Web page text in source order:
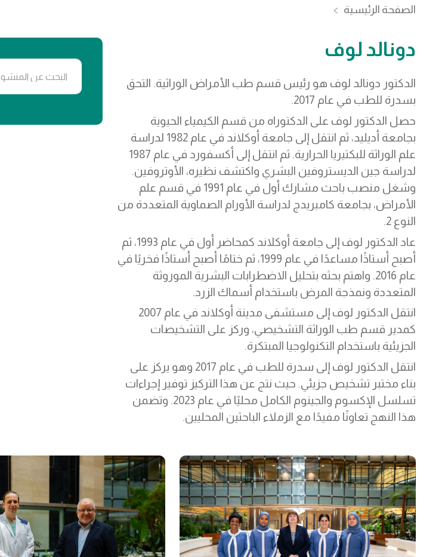
الصفحة الرئيسية
دونالد لوف
الدكتور دونالد لوف هو رئيس قسم طب الأمراض الوراثية. التحق
بسدرة للطب في عام 2017.
حصل الدكتور لوف على الدكتوراه من قسم الكيمياء الحيوية
بجامعة أديليد، ثم انتقل إلى جامعة أوكلاند في عام 1982 لدراسة
علم الوراثة للبكتيريا الحرارية. ثم انتقل إلى أكسفورد في عام 1987
لدراسة جين الديستروفين البشري واكتشف نظيره، الأوتروفين.
وشغل منصب باحث مشارك أول في عام 1991 في قسم علم
الأمراض، بجامعة كامبريدج لدراسة الأورام الصماوية المتعددة من
النوع 2.
عاد الدكتور لوف إلى جامعة أوكلاند كمحاضر أول في عام 1993، ثم
أصبح أستاذًا مساعدًا في عام 1999، ثم ختامًا أصبح أستاذًا فخريًا في
عام 2016. واهتم بحثه بتحليل الاضطرابات البشرية الموروثة
المتعددة ونمذجة المرض باستخدام أسماك الزرد.
انتقل الدكتور لوف إلى مستشفى مدينة أوكلاند في عام 2007
كمدير قسم طب الوراثة التشخيصي، وركز على التشخيصات
الجزيئية باستخدام التكنولوجيا المبتكرة.
انتقل الدكتور لوف إلى سدرة للطب في عام 2017 وهو يركز على
بناء مختبر تشخيص جزيئي. حيث نتج عن هذا التركيز توفير إجراءات
تسلسل الإكسوم والجينوم الكامل محليًا في عام 2023. وتضمن
هذا النهج تعاونًا مفيدًا مع الزملاء الباحثين المحليين.